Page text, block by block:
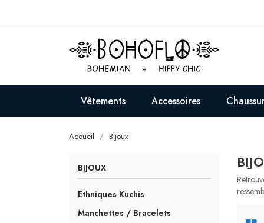
Vêtements Accessoires
Accueil Bijoux
BIJOUX
Ethniques Kuchis
Manchettes / Bracelets